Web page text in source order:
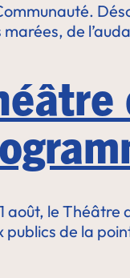
de
août, le
publics de la